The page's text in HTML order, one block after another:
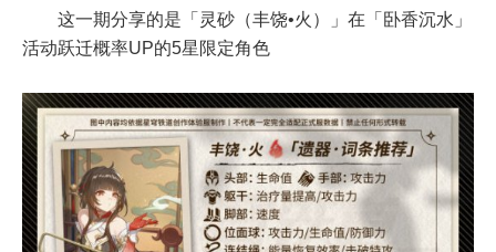
这一期分享的是 「灵砂（丰饶•火）」 在「卧香沉水」
活动跃迁概率UP的5星限定角色